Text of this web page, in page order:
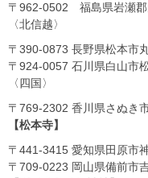
〒962-0502 福島県岩瀬郡
〈北信越〉
〒390-0873 長野県松本市
〒924-0057 石川県白山市
〈四国〉
〒769-2302 香川県さぬき
【松本寺】
〒441-3415 愛知県田原市
〒709-0223 岡山県備前市